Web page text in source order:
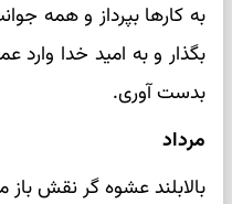
به کارها بپرداز و همه
بگذار و به امید خدا وارد
بدست آوری.
مرداد
بالابلند عشوه گر نقش باز